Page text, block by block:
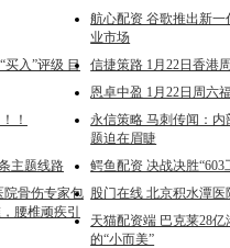
航心配资 谷歌推出新
业市场
买入”评级 目
信捷策路 1月22日香港
恩卓中盈 1月22日周六
！
永信策略 马刺传闻：
题迫在眉睫
主题线路
鳄鱼配资 决战决胜
院骨伤专家包
腰椎顽疾引
股门在线 北京积水潭
天猫配资端 巴克莱28
的“小而美”